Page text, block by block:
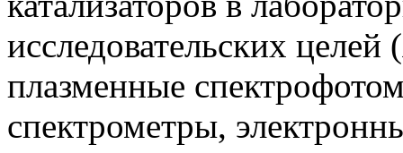
исследовательских
плазменные
спектрометры,